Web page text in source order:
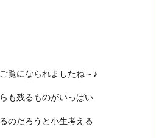
覧になられましたね～♪
も残るものがいっぱい
のだろうと小生考える